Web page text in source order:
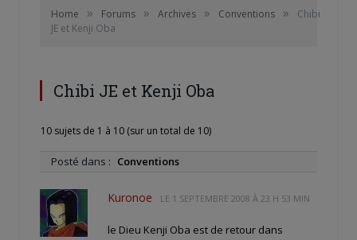
Home » Forums » Archives » Conventions »
Chibi
JE et Kenji Oba
Chibi JE et Kenji Oba
10 sujets de 1 à 10 (sur un total de 10)
Posté dans : Conventions
Kuronoe LE 1 SEPTEMBRE 2008 À 23 H 53 MIN
le Dieu Kenji Oba est de retour dans